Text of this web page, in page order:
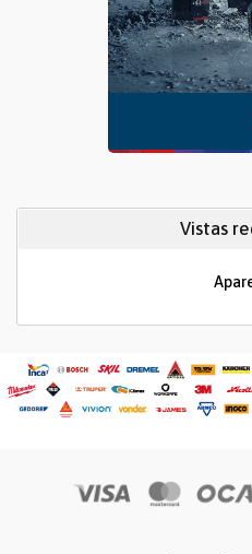
Vistas